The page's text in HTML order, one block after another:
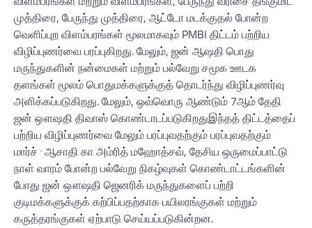
முத்திரை, பேருந்து முத்திரை, ஆட்டோ மடக்குதல் போன்ற
வெளிப்புற விளம்பரங்கள் மூலமாகவும் PMBI திட்டம் பற்றிய
விழிப்புணர்வை பரப்புகிறது. மேலும், ஜன் ஆஷதி பொது
மருந்துகளின் நன்மைகள் மற்றும் பல்வேறு சமூக ஊடக
தளங்கள் மூலம் பொதுமக்களுக்குத் தொடர்ந்து விழிப்புணர்வு
அளிக்கப்படுகிறது. மேலும், ஒவ்வொரு ஆண்டும் 7ஆம் தேதி
ஜன் ஔஷதி திவாஸ் கொண்டாடப்படுகிறதுஇந்தத் திட்டத்தைப்
பற்றிய விழிப்புணர்வை மேலும் பரப்புவதற்கும் பரப்புவதற்கும்
மார்ச் . ஆசாதி கா அம்ரித் மஹோத்சவ், தேசிய ஒருமைப்பாட்டு
நாள் வாரம் போன்ற பல்வேறு நிகழ்வுகள் கொண்டாட்டங்களின்
போது ஜன் ஔஷதி ஜெனரிக் மருந்துகளைப் பற்றி
குடிமக்களுக்குக் கற்பிப்பதற்காக பயிலரங்குகள் மற்றும்
கருத்தரங்குகள் ஏற்பாடு செய்யப்படுகின்றன.